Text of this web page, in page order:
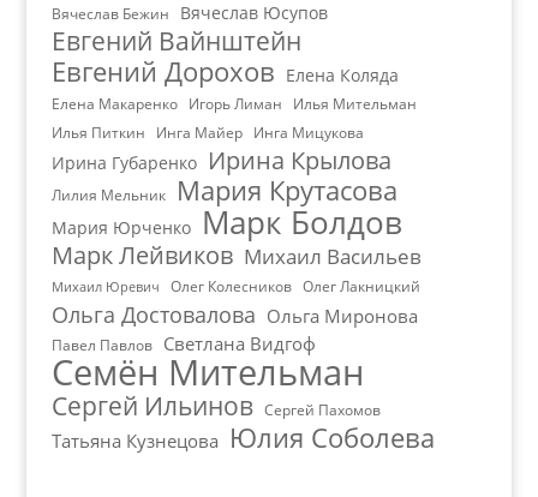
Вячеслав Бежин Вячеслав Юсупов
Евгений Вайнштейн
Евгений Дорохов Елена Коляда
Елена Макаренко Игорь Лиман
Илья Мительман
Илья Питкин
Инга Майер Инга Мицукова
Ирина Губаренко Ирина Крылова
Лилия Мельник Мария Крутасова
Мария Юрченко Марк Болдов
Марк Лейвиков Михаил Васильев
Михаил Юревич Олег Колесников Олег Лакницкий
Ольга Достовалова Ольга Миронова
Павел Павлов Светлана Видгоф
Семён Мительман
Сергей Ильинов Сергей Пахомов
Татьяна Кузнецова Юлия Соболева